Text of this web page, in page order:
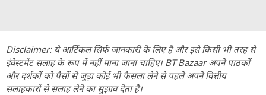
Disclaimer: ये आर्टिकल सिर्फ जानकारी के लिए है और इसे किसी भी तरह से
इंवेस्टमेंट सलाह के रूप में नहीं माना जाना चाहिए। BT Bazaar अपने पाठकों
और दर्शकों को पैसों से जुड़ा कोई भी फैसला लेने से पहले अपने वित्तीय
सलाहकारों से सलाह लेने का सुझाव देता है।